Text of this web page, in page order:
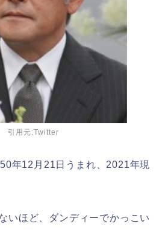
引用元:Twitter
年12月21日うまれ、2021年現
いほど、ダンディーでかっこい